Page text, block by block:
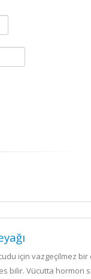
bir öneme sahip
sistemlerinin